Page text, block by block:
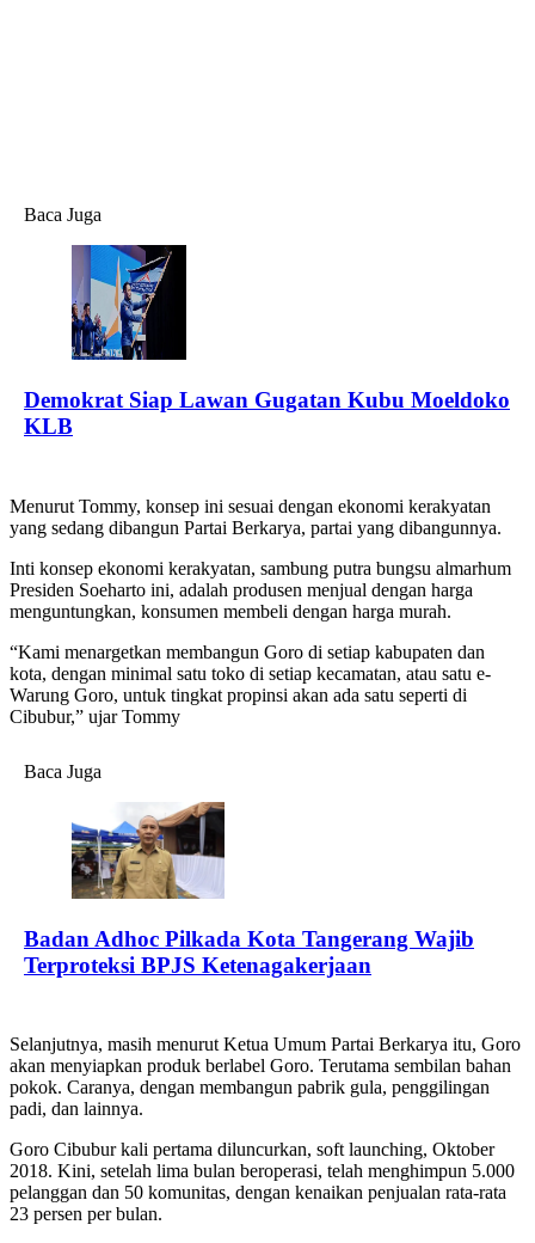
Baca Juga
Demokrat Siap Lawan Gugatan Kubu Moeldoko
KLB
Menurut Tommy, konsep ini sesuai dengan ekonomi kerakyatan
yang sedang dibangun Partai Berkarya, partai yang dibangunnya.
Inti konsep ekonomi kerakyatan, sambung putra bungsu almarhum
Presiden Soeharto ini, adalah produsen menjual dengan harga
menguntungkan, konsumen membeli dengan harga murah.
“Kami menargetkan membangun Goro di setiap kabupaten dan
kota, dengan minimal satu toko di setiap kecamatan, atau satu e-
Warung Goro, untuk tingkat propinsi akan ada satu seperti di
Cibubur,” ujar Tommy
Baca Juga
Badan Adhoc Pilkada Kota Tangerang Wajib
Terproteksi BPJS Ketenagakerjaan
Selanjutnya, masih menurut Ketua Umum Partai Berkarya itu, Goro
akan menyiapkan produk berlabel Goro. Terutama sembilan bahan
pokok. Caranya, dengan membangun pabrik gula, penggilingan
padi, dan lainnya.
Goro Cibubur kali pertama diluncurkan, soft launching, Oktober
2018. Kini, setelah lima bulan beroperasi, telah menghimpun 5.000
pelanggan dan 50 komunitas, dengan kenaikan penjualan rata-rata
23 persen per bulan.